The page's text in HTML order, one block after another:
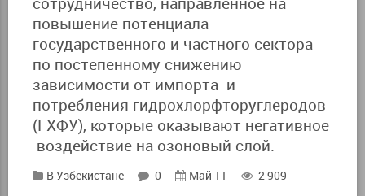
повышение потенциала
государственного и частного сектора
по постепенному снижению
зависимости от импорта и
потребления гидрохлорфторуглеродов
(ГХФУ), которые оказывают негативное
воздействие на озоновый слой.
В Узбекистане 0 Май 11 2 909